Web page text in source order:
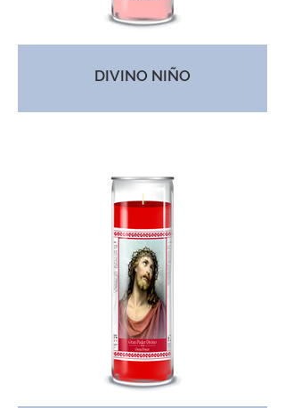
DIVINO NIÑO